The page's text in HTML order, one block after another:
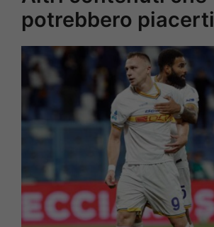
potrebbero piacerti